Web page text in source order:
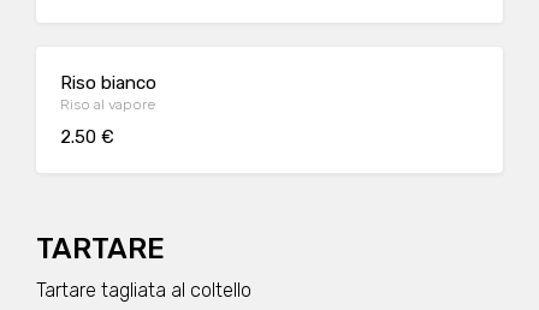
Riso bianco
Riso al vapore
2.50 €
TARTARE
Tartare tagliata al coltello